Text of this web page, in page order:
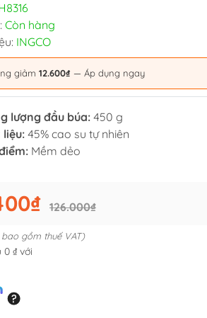
Còn hàng
INGCO
giảm 12.600₫ — Áp dụng ngay
lượng đầu búa: 450 g
liệu:45% cao su tự nhiên
Mềm dẻo
126.000₫
gồm thuế VAT)
0 ₫ với